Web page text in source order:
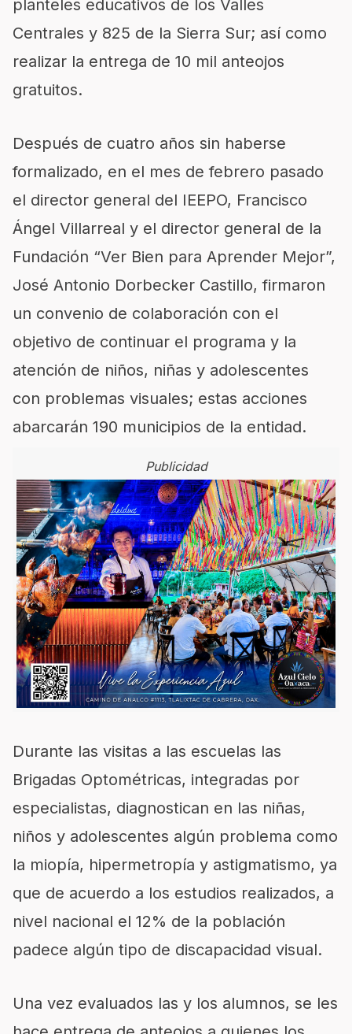
planteles educativos de los Valles
Centrales y 825 de la Sierra Sur; así como
realizar la entrega de 10 mil anteojos
gratuitos.
Después de cuatro años sin haberse
formalizado, en el mes de febrero pasado
el director general del IEEPO, Francisco
Ángel Villarreal y el director general de la
Fundación “Ver Bien para Aprender Mejor”,
José Antonio Dorbecker Castillo, firmaron
un convenio de colaboración con el
objetivo de continuar el programa y la
atención de niños, niñas y adolescentes
con problemas visuales; estas acciones
abarcarán 190 municipios de la entidad.
Publicidad
Durante las visitas a las escuelas las
Brigadas Optométricas, integradas por
especialistas, diagnostican en las niñas,
niños y adolescentes algún problema como
la miopía, hipermetropía y astigmatismo, ya
que de acuerdo a los estudios realizados, a
nivel nacional el 12% de la población
padece algún tipo de discapacidad visual.
Una vez evaluados las y los alumnos, se les